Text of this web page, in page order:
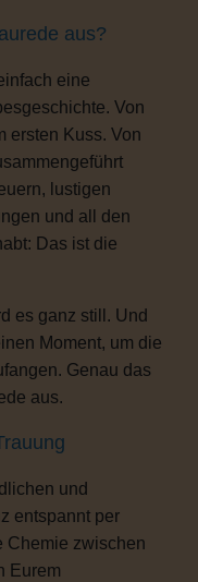
aus?
eine
Von
ersten Kuss. Von
lustigen
und all den
Das ist die
es ganz still. Und
Moment, um die
Genau das
aus.
und
entspannt per
Chemie zwischen
Eurem